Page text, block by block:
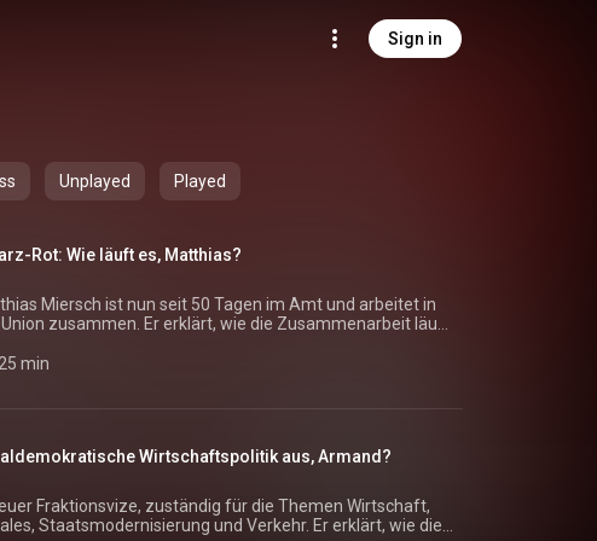
Sign in
Unplayed Played
Rot: Wie läuft es, Matthias?
Miersch ist nun seit 50 Tagen im Amt und arbeitet in
zusammen. Er erklärt, wie die Zusammenarbeit läuft
muss.
25 min
Wirtschaftspolitik aus, Armand?
Fraktionsvize, zuständig für die Themen Wirtschaft,
Staatsmodernisierung und Verkehr. Er erklärt, wie die